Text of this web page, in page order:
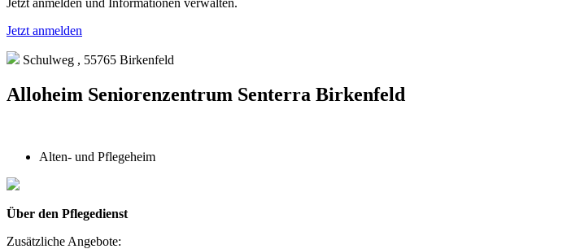
Jetzt anmelden und Informationen verwalten.
Jetzt anmelden
Schulweg , 55765 Birkenfeld
Alloheim Seniorenzentrum Senterra Birkenfeld
Alten- und Pflegeheim
Über den Pflegedienst
Zusätzliche Angebote: